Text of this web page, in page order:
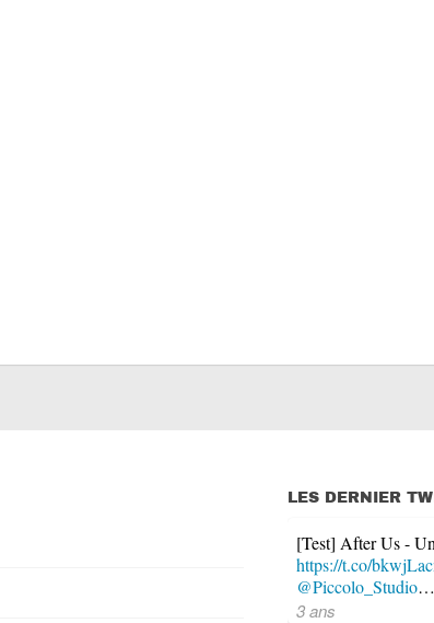
LES DERNIER
[Test] After Us -
https://t.co/
@Piccolo_Studio…
3 ans